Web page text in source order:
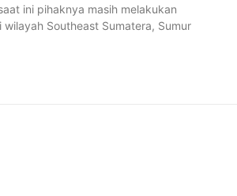
ini pihaknya masih melakukan
Southeast Sumatera, Sumur